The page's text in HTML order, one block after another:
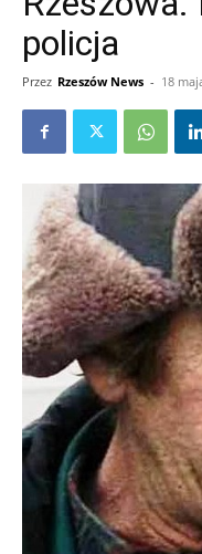
policja
Przez Rzeszów News - 18